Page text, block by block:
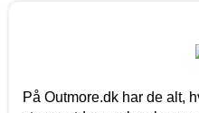
På Outmore.dk har de alt,